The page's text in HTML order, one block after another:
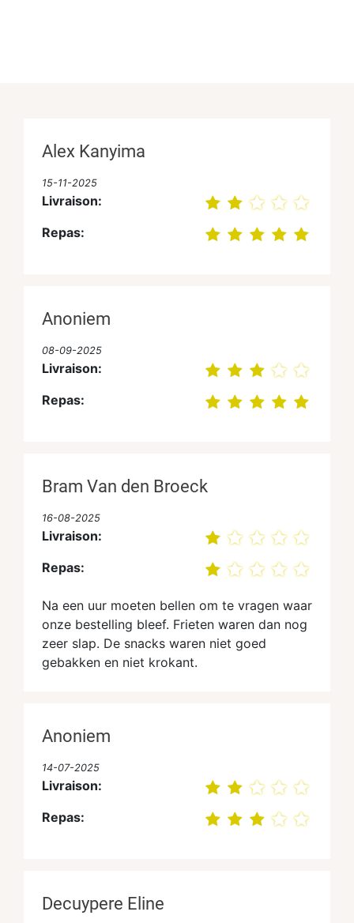
Alex Kanyima
15-11-2025
Livraison:
Repas:
Anoniem
08-09-2025
Livraison:
Repas:
Bram Van den Broeck
16-08-2025
Livraison:
Repas:
Na een uur moeten bellen om te vragen waar
onze bestelling bleef. Frieten waren dan nog
zeer slap. De snacks waren niet goed
gebakken en niet krokant.
Anoniem
14-07-2025
Livraison:
Repas:
Decuypere Eline